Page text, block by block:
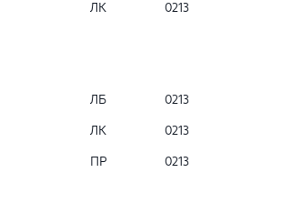
ЛК 0213
ЛБ 0213
ЛК 0213
ПР 0213